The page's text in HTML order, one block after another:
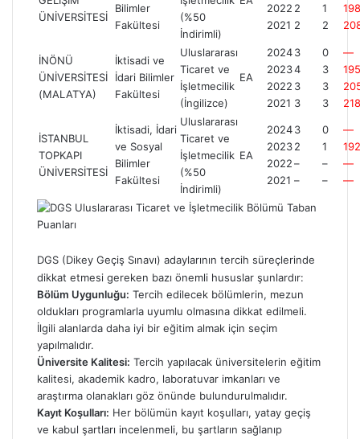
ÜNİVERSİTESİ
Bilimler
Fakültesi
(%50
İndirimli)
2022
2021
2
2
1
2
İNÖNÜ
ÜNİVERSİTESİ
(MALATYA)
İktisadi ve
İdari Bilimler
Fakültesi
Uluslararası
Ticaret ve
İşletmecilik
(İngilizce)
EA
2024
2023
2022
2021
3
4
3
3
0
3
3
3
—
İSTANBUL
TOPKAPI
ÜNİVERSİTESİ
İktisadi, İdari
ve Sosyal
Bilimler
Fakültesi
Uluslararası
Ticaret ve
İşletmecilik
(%50
İndirimli)
EA
2024
2023
2022
2021
3
2
–
–
0
1
–
–
—
—
—
DGS (Dikey Geçiş Sınavı) adaylarının tercih süreçlerinde
dikkat etmesi gereken bazı önemli hususlar şunlardır:
Bölüm Uygunluğu: Tercih edilecek bölümlerin, mezun
oldukları programlarla uyumlu olmasına dikkat edilmeli.
İlgili alanlarda daha iyi bir eğitim almak için seçim
yapılmalıdır.
Üniversite Kalitesi: Tercih yapılacak üniversitelerin eğitim
kalitesi, akademik kadro, laboratuvar imkanları ve
araştırma olanakları göz önünde bulundurulmalıdır.
Kayıt Koşulları: Her bölümün kayıt koşulları, yatay geçiş
ve kabul şartları incelenmeli, bu şartların sağlanıp